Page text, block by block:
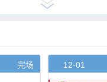
完场 12-01